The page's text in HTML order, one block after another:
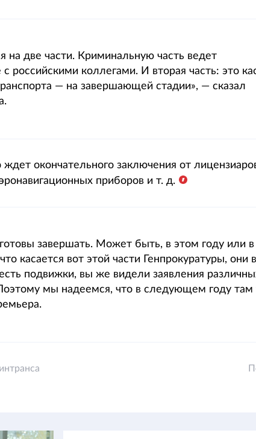
две части. Криминальную часть ведет
с российскими коллегами. И вторая часть: это
— на завершающей стадии», — сказал
ждет окончательного заключения от
приборов и т. д.
завершать. Может быть, в этом году или в
касается вот этой части Генпрокуратуры, они в
подвижки, вы же видели заявления
мы надеемся, что в следующем году